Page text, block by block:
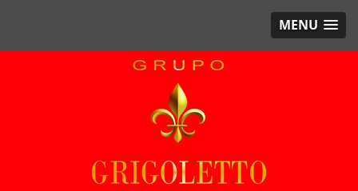
MENU